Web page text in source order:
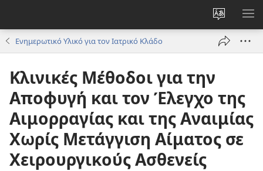
Αλλαγή
γλώσσας
Ενημερωτικό Υλικό για τον Ιατρικό Κλάδο
Κλινικές Μέθοδοι για την
Αποφυγή και τον Έλεγχο της
Αιμορραγίας και της Αναιμίας
Χωρίς Μετάγγιση Αίματος σε
Χειρουργικούς Ασθενείς